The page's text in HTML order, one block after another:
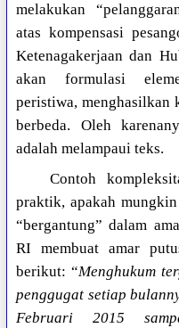
melakukan
atas kompensasi
Ketenagakerjaan dan
akan formulasi
peristiwa, menghasilkan
berbeda. Oleh
adalah melampaui teks.
Contoh
praktik, apakah
“bergantung” dalam
RI membuat amar
berikut: “Menghukum
penggugat setiap
Februari 2015